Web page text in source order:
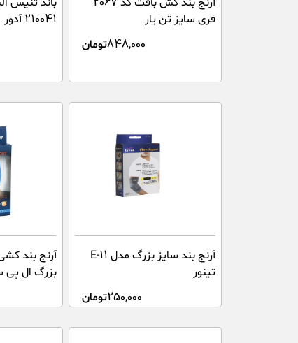
فری سایز تن یار
848,000تومان
210041 آدور
آرنج بند سایز بزرگ مدل E-11
تینور
250,000تومان
بزرگ ال پی